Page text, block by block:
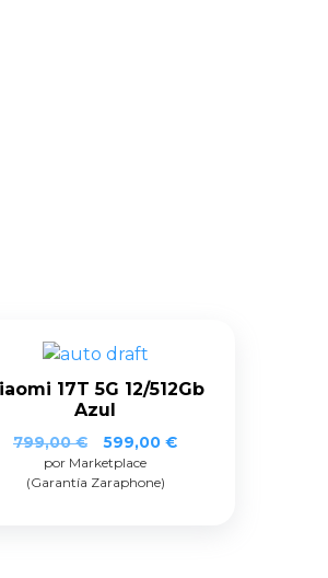
17T 5G 12/512Gb
Azul
799,00€
El
precio
original
599,00 €El
por Marketplace
(Garantía Zaraphone)